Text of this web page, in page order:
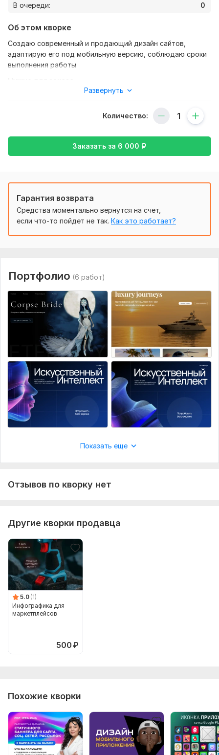
В очереди:
0
Об этом кворке
Создаю современный и продающий дизайн сайтов,
адаптирую его под мобильную версию, соблюдаю сроки
выполнения работы
Чтобы выполнить ваш заказ потребуется четкое ТЗ,
(картинки, текстовое описание)
Срок выполнения:
Вид: Сайт целиком
Услуга: Новый дизайн
Развернуть
Количество:
Заказать за 6 000 ₽
Гарантия возврата
Средства моментально вернутся на счет,
если что-то пойдет не так. Как это работает?
Портфолио (6 работ)
Показать еще
Отзывов по кворку нет
Другие кворки продавца
5.0 (1)
Инфографика для
маркетплейсов
500 ₽
Похожие кворки